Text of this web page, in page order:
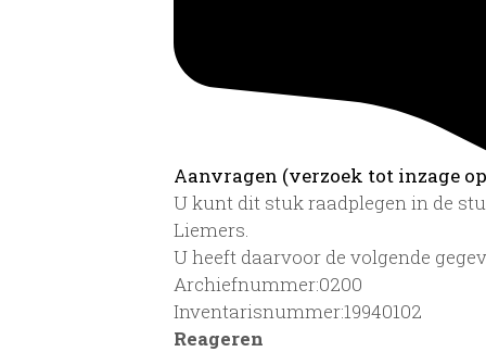
Aanvragen (verzoek tot inzage
U kunt dit stuk raadplegen in de
Liemers.
U heeft daarvoor de volgende
Archiefnummer:0200
Inventarisnummer:19940102
Reageren